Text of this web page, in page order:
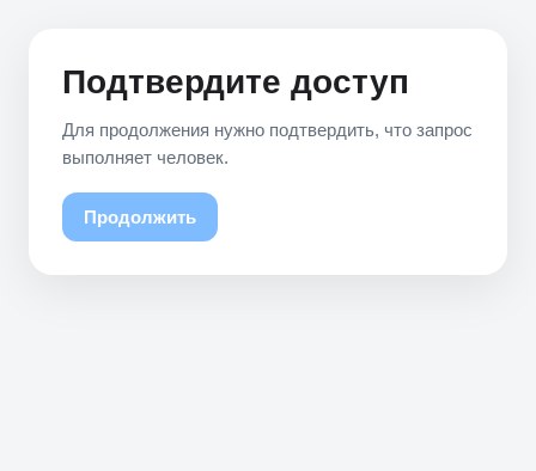
Подтвердите доступ
Для продолжения нужно подтвердить, что запрос
выполняет человек.
Продолжить